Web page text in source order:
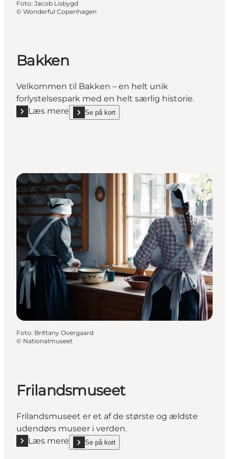
Foto: Jacob Lisbygd
© Wonderful Copenhagen
Bakken
Velkommen til Bakken – en helt unik
forlystelsespark med en helt særlig historie.
Læs mere
Læs mere "Bakken"Se på kort
show Bakken on_map
Foto: Brittany Overgaard
© Nationalmuseet
Frilandsmuseet
Frilandsmuseet er et af de største og ældste
udendørs museer i verden.
Læs mere
Læs mere "Frilandsmuseet"
Se på kort
show Frilandsmuseet on_map